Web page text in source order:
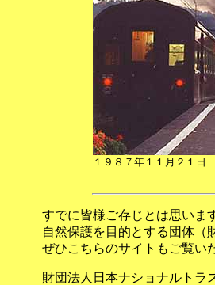
１９８７年１１月２１
すでに皆様ご存じとは思いま
自然保護を目的とする団体（
ぜひこちらのサイトもご覧い
財団法人日本ナショナルトラ